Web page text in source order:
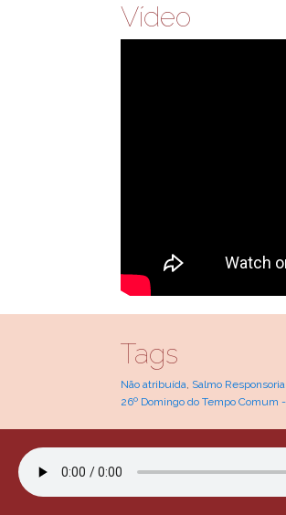
Vídeo
Tags
Não atribuída, Salmo
26º Domingo do Tempo Comum